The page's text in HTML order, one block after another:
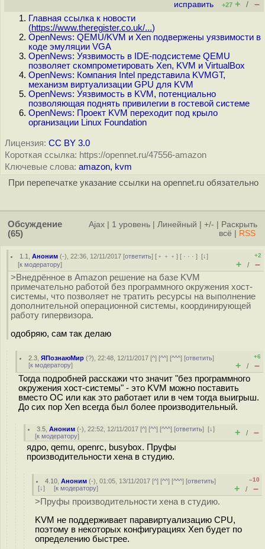
исправить +27 + / –
Главная ссылка к новости
(https://www.theregister.co.uk/...)
OpenNews: QEMU/KVM и Xen подвержены уязвимости в
коде эмуляции VGA
OpenNews: Уязвимость в IDE-подсистеме QEMU
позволяет скомпрометировать Xen, KVM и VirtualBox
OpenNews: Компания Intel представила KVMGT,
механизм виртуализации GPU для KVM
OpenNews: Уязвимость в KVM, потенциально
позволяющая поднять привилегии в гостевой системе
OpenNews: Проект KVM переходит под крыло
организации Linux Foundation
Лицензия: CC BY 3.0
Короткая ссылка: https://opennet.ru/47556-amazon
Ключевые слова: amazon, kvm
При перепечатке указание ссылки на opennet.ru обязательно
Обсуждение
(65)
Ajax 1 уровень Линейный +/-
Раскрыть
всё
RSS
1.1 ,Аноним (-), 22:36, 12/11/2017 [ответить] [ ﹢﹢﹢] [ · · ·][↓]
[к модератору]
+2
+ / –
>Внедрённое в Amazon решение на базе KVM
примечательно работой без программного окружения хост-
системы, что позволяет не тратить ресурсы на выполнение
дополнительной операционной системы, координирующей
работу гипервизора.
одобряю, сам так делаю
2.3 ,ЯПознаюМир (?), 22:48, 12/11/2017 [^] [^^] [^^^] [ответить]
[к модератору]
+6
+ / –
Тогда подробней расскажи что значит "без программного
окружения хост-системы" - это KVM можно поставить
вместо ОС или как это работает или в чем тогда выигрыш.
До сих пор Xen всегда был более производительный.
3.5 ,Аноним (-), 22:52, 12/11/2017 [^] [^^] [^^^] [ответить][↓]
[к модератору] + / –
ядро, qemu, openrc, busybox. Пруфы
производительности хена в студию.
4.10 ,Аноним (-), 01:05, 13/11/2017 [^] [^^] [^^^] [ответить]
[↓] [к модератору]
–10
+ / –
>Пруфы производительности хена в студию.
KVM не поддерживает паравиртуализацию CPU,
поэтому в некоторых конфигурациях Xen будет по
определению быстрее.